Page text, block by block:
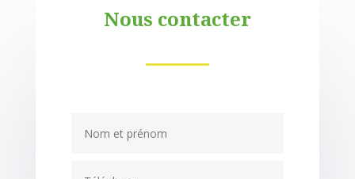
Nous contacter